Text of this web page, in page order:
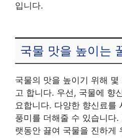
입니다.
국물 맛을 높이는
국물의 맛을 높이기 위해
고 합니다. 우선, 국물에 향
요합니다. 다양한 향신료를
풍미를 더해줄 수 있습니다
랫동안 끓여 국물을 진하게